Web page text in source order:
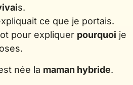
s.
ce que je portais.
pour expliquer pourquoi je
née la maman hybride.